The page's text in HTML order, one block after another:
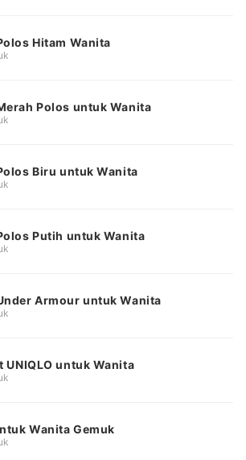
Hitam Wanita
Polos untuk Wanita
Biru untuk Wanita
Putih untuk Wanita
Armour untuk Wanita
UNIQLO untuk Wanita
Wanita Gemuk